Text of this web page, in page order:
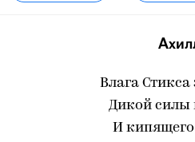
Влага Стикса
Дикой силы
И